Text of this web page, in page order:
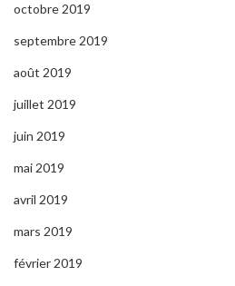
octobre 2019
septembre 2019
août 2019
juillet 2019
juin 2019
mai 2019
avril 2019
mars 2019
février 2019